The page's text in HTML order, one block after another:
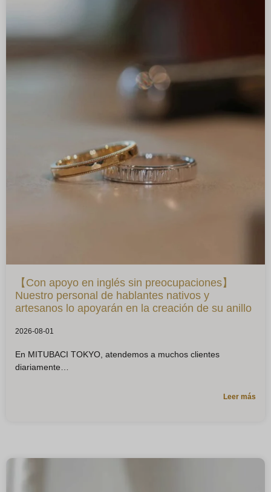
【Con apoyo en inglés sin preocupaciones】
Nuestro personal de hablantes nativos y
artesanos lo apoyarán en la creación de su anillo
2026-08-01
En MITUBACI TOKYO, atendemos a muchos clientes
diariamente
Leer más